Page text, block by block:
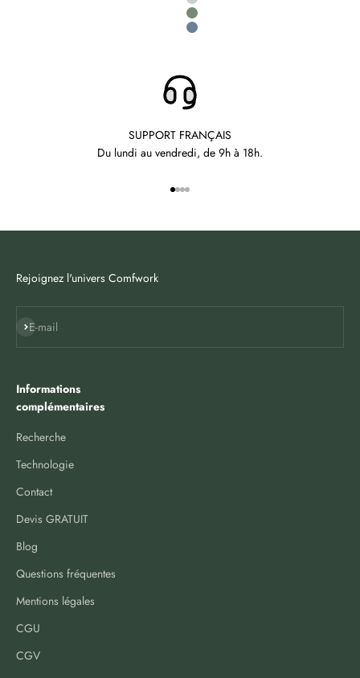
Gris
Vert
Bleu
SUPPORT FRANÇAIS
Du lundi au vendredi, de 9h à 18h.
Aller à l'élément 1
Aller à l'élément 2
Aller à l'élément 3
Aller à l'élément 4
Rejoignez l'univers Comfwork
E-mail
S'inscrire
Informations
complémentaires
Recherche
Technologie
Contact
Devis GRATUIT
Blog
Questions fréquentes
Mentions légales
CGU
CGV